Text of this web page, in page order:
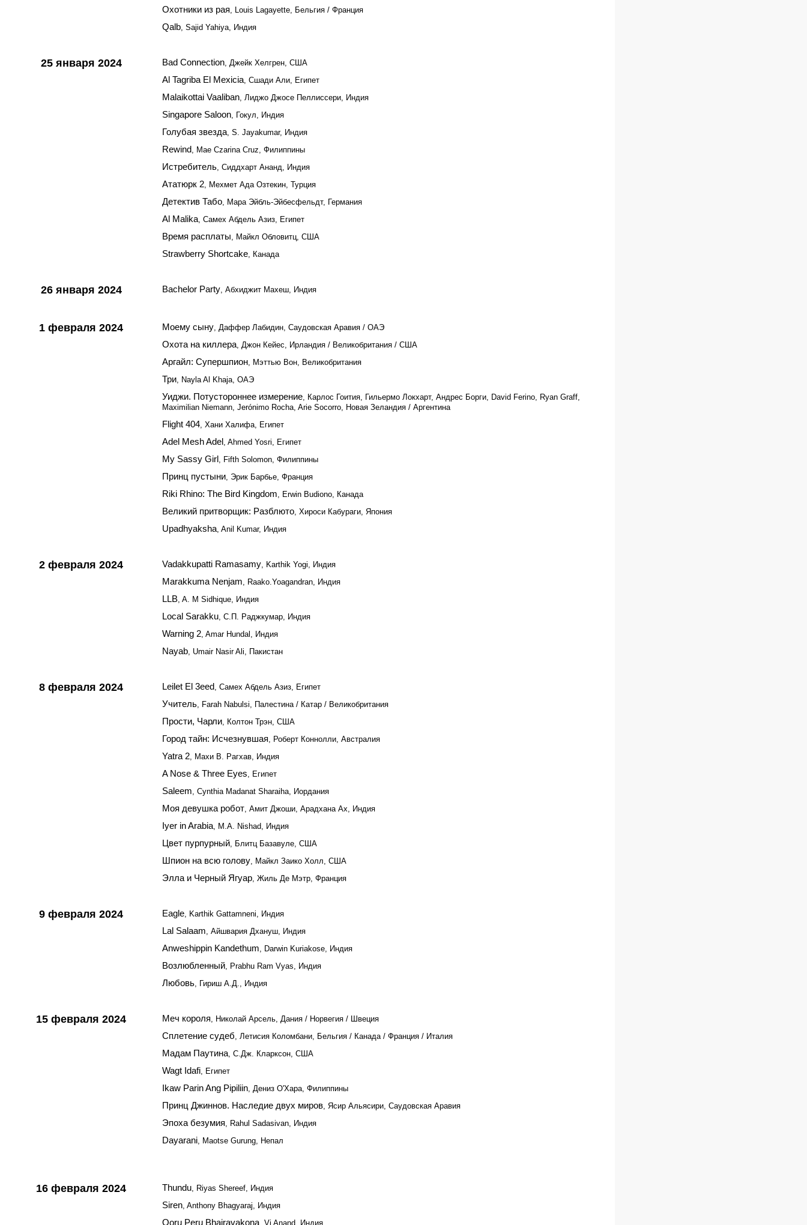
Охотники из рая, Louis Lagayette, Бельгия / Франция
Qalb, Sajid Yahiya, Индия
25 января 2024 Bad Connection, Джейк Хелгрен, США
Al Tagriba El Mexicia, Сшади Али, Египет
Malaikottai Vaaliban, Лиджо Джосе Пеллиссери, Индия
Singapore Saloon, Гокул, Индия
Голубая звезда, S. Jayakumar, Индия
Rewind, Mae Czarina Cruz, Филиппины
Истребитель, Сиддхарт Ананд, Индия
Ататюрк 2, Мехмет Ада Озтекин, Турция
Детектив Табо, Мара Эйбль-Эйбесфельдт, Германия
Al Malika, Самех Абдель Азиз, Египет
Время расплаты, Майкл Обловитц, США
Strawberry Shortcake, Канада
26 января 2024 Bachelor Party, Абхиджит Махеш, Индия
1 февраля 2024 Моему сыну, Даффер Лабидин, Саудовская Аравия / ОАЭ
Охота на киллера, Джон Кейес, Ирландия / Великобритания / США
Аргайл: Супершпион, Мэттью Вон, Великобритания
Три, Nayla Al Khaja, ОАЭ
Уиджи. Потустороннее измерение, Карлос Гоития, Гильермо Локхарт, Андрес Борги, David Ferino, Ryan Graff,
Maximilian Niemann, Jerónimo Rocha, Arie Socorro, Новая Зеландия / Аргентина
Flight 404, Хани Халифа, Египет
Adel Mesh Adel, Ahmed Yosri, Египет
My Sassy Girl, Fifth Solomon, Филиппины
Принц пустыни, Эрик Барбье, Франция
Riki Rhino: The Bird Kingdom, Erwin Budiono, Канада
Великий притворщик: Разблюто, Хироси Кабураги, Япония
Upadhyaksha, Anil Kumar, Индия
2 февраля 2024 Vadakkupatti Ramasamy, Karthik Yogi, Индия
Marakkuma Nenjam, Raako.Yoagandran, Индия
LLB, A. M Sidhique, Индия
Local Sarakku, С.П. Раджкумар, Индия
Warning 2, Amar Hundal, Индия
Nayab, Umair Nasir Ali, Пакистан
8 февраля 2024 Leilet El 3eed, Самех Абдель Азиз, Египет
Учитель, Farah Nabulsi, Палестина / Катар / Великобритания
Прости, Чарли, Колтон Трэн, США
Город тайн: Исчезнувшая, Роберт Коннолли, Австралия
Yatra 2, Махи В. Рагхав, Индия
A Nose & Three Eyes, Египет
Saleem, Cynthia Madanat Sharaiha, Иордания
Моя девушка робот, Амит Джоши, Арадхана Ах, Индия
Iyer in Arabia, M.A. Nishad, Индия
Цвет пурпурный, Блитц Базавуле, США
Шпион на всю голову, Майкл Заико Холл, США
Элла и Черный Ягуар, Жиль Де Мэтр, Франция
9 февраля 2024 Eagle, Karthik Gattamneni, Индия
Lal Salaam, Айшвария Дхануш, Индия
Anweshippin Kandethum, Darwin Kuriakose, Индия
Возлюбленный, Prabhu Ram Vyas, Индия
Любовь, Гириш А.Д., Индия
15 февраля 2024 Меч короля, Николай Арсель, Дания / Норвегия / Швеция
Сплетение судеб, Летисия Коломбани, Бельгия / Канада / Франция / Италия
Мадам Паутина, C.Дж. Кларксон, США
Wagt Idafi, Египет
Ikaw Parin Ang Pipiliin, Дениз О'Хара, Филиппины
Принц Джиннов. Наследие двух миров, Ясир Альясири, Саудовская Аравия
Эпоха безумия, Rahul Sadasivan, Индия
Dayarani, Maotse Gurung, Непал
16 февраля 2024 Thundu, Riyas Shereef, Индия
Siren, Anthony Bhagyaraj, Индия
Ooru Peru Bhairavakona , Vi Anand, Индия